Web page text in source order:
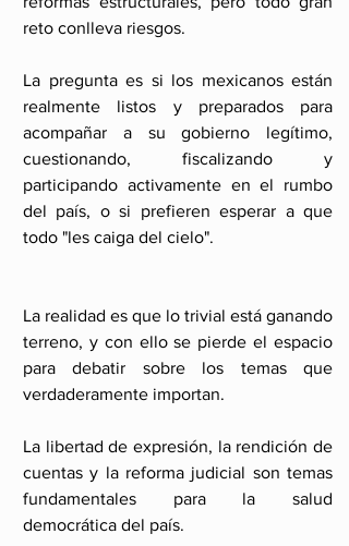
reto conlleva riesgos.
La pregunta es si los mexicanos están
realmente listos y preparados para
acompañar a su gobierno legítimo,
cuestionando, fiscalizando y
participando activamente en el rumbo
del país, o si prefieren esperar a que
todo "les caiga del cielo".
La realidad es que lo trivial está ganando
terreno, y con ello se pierde el espacio
para debatir sobre los temas que
verdaderamente importan.
La libertad de expresión, la rendición de
cuentas y la reforma judicial son temas
fundamentales para la salud
democrática del país.